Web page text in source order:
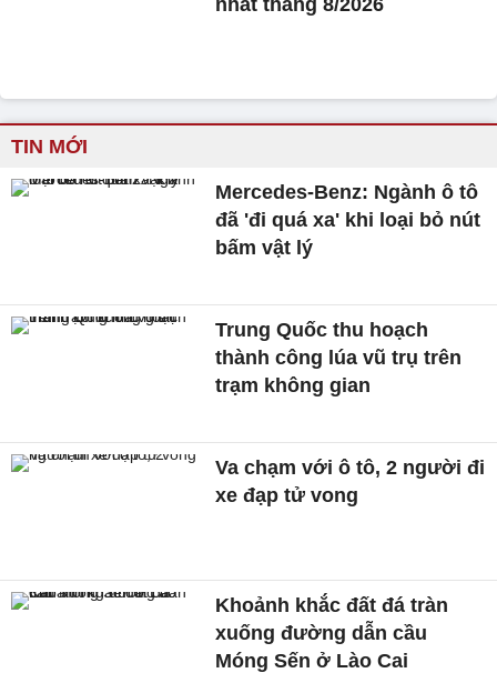
TIN MỚI
Mercedes-Benz: Ngành ô tô
đã 'đi quá xa' khi loại bỏ nút
bấm vật lý
Trung Quốc thu hoạch
thành công lúa vũ trụ trên
trạm không gian
Va chạm với ô tô, 2 người đi
xe đạp tử vong
Khoảnh khắc đất đá tràn
xuống đường dẫn cầu
Móng Sến ở Lào Cai